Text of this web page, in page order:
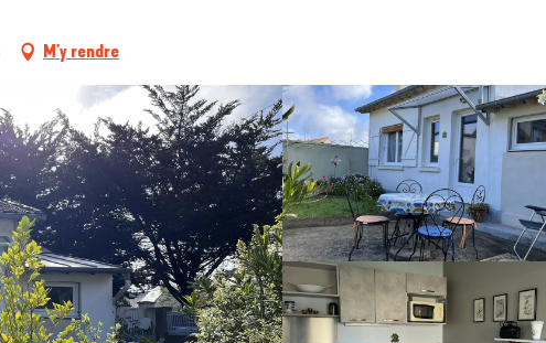
M'y rendre